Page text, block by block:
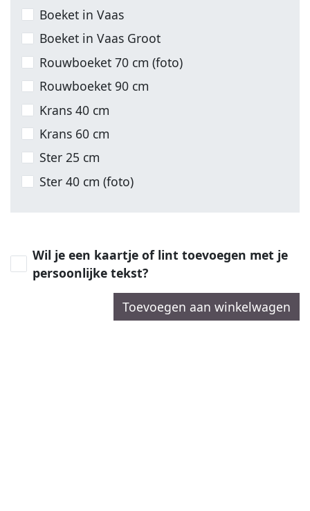
Boeket in Vaas
Boeket in Vaas Groot
Rouwboeket 70 cm (foto)
Rouwboeket 90 cm
Krans 40 cm
Krans 60 cm
Ster 25 cm
Ster 40 cm (foto)
Wil je een kaartje of lint toevoegen met je
persoonlijke tekst?
Toevoegen aan winkelwagen